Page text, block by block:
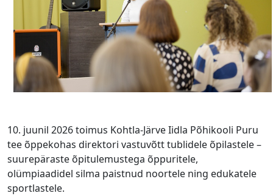
10. juunil 2026 toimus Kohtla-Järve Iidla Põhikooli Puru
tee õppekohas direktori vastuvõtt tublidele õpilastele –
suurepäraste õpitulemustega õppuritele,
olümpiaadidel silma paistnud noortele ning edukatele
sportlastele.